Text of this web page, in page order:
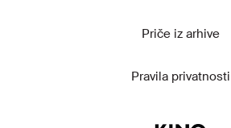
Priče iz arhive
Pravila privatnosti